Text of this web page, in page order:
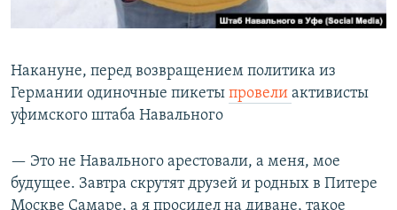
Накануне, перед возвращением политика из
Германии одиночные пикеты провели активисты
уфимского штаба Навального
— Это не Навального арестовали, а меня, мое
будущее. Завтра скрутят друзей и родных в Питере
Москве Самаре, а я просидел на диване, такое